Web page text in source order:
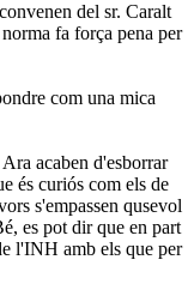
del sr. Caralt
fa força pena per
com una mica
acaben d'esborrar
és curiós com els de
s'empassen qusevol
es pot dir que en part
l'INH amb els que per